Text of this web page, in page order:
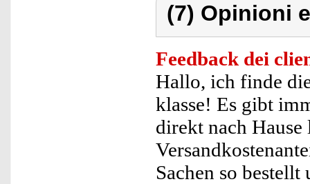
(7) Opinioni
Feedback dei
Hallo, ich finde
klasse! Es gibt
direkt nach
Sachen so